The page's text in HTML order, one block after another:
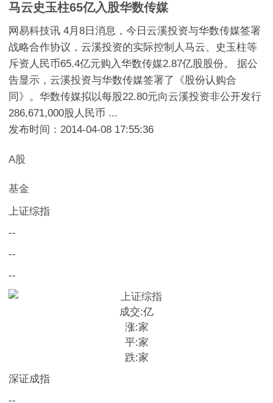
马云史玉柱65亿入股华数传媒
网易科技讯 4月8日消息，今日云溪投资与华数传媒签署
战略合作协议，云溪投资的实际控制人马云、史玉柱等
斥资人民币65.4亿元购入华数传媒2.87亿股股份。 据公
告显示，云溪投资与华数传媒签署了《股份认购合
同》。华数传媒拟以每股22.80元向云溪投资非公开发行
286,671,000股人民币 ...
发布时间：2014-04-08 17:55:36
A股
基金
上证综指
--
--
--
成交:亿
涨:家
平:家
跌:家
深证成指
--